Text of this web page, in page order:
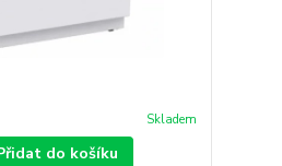
Skladem
do košíku